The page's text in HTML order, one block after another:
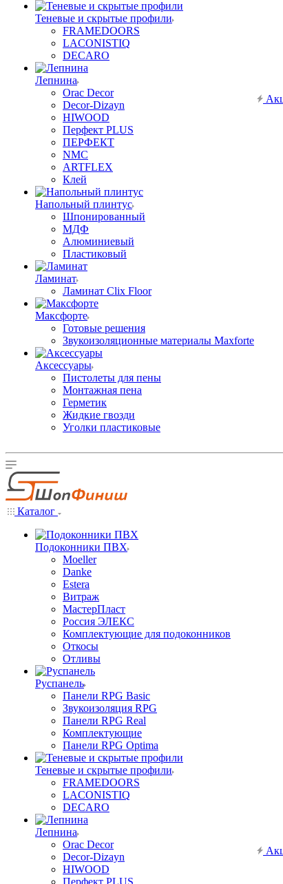
Теневые и скрытые профили
FRAMEDOORS
LACONISTIQ
DECARO
Лепнина
Orac Decor
Decor-Dizayn
HIWOOD
Перфект PLUS
ПЕРФЕКТ
NMC
ARTFLEX
Клей
Напольный плинтус
Шпонированный
МДФ
Алюминиевый
Пластиковый
Ламинат
Ламинат Clix Floor
Максфорте
Готовые решения
Звукоизоляционные материалы Maxforte
Аксессуары
Пистолеты для пены
Монтажная пена
Герметик
Жидкие гвозди
Уголки пластиковые
Каталог
Подоконники ПВХ
Moeller
Danke
Estera
Витраж
МастерПласт
Россия ЭЛЕКС
Комплектующие для подоконников
Откосы
Отливы
Руспанель
Панели RPG Basic
Звукоизоляция RPG
Панели RPG Real
Комплектующие
Панели RPG Optima
Теневые и скрытые профили
FRAMEDOORS
LACONISTIQ
DECARO
Лепнина
Orac Decor
Decor-Dizayn
HIWOOD
Перфект PLUS